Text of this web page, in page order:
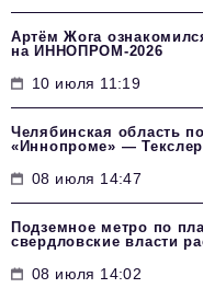
Артём Жога
на ИННОПРОМ-2026
10 июля 11:19
Челябинская область
«Иннопроме» — Текслер
08 июля 14:47
Подземное метро по
свердловские власти
08 июля 14:02